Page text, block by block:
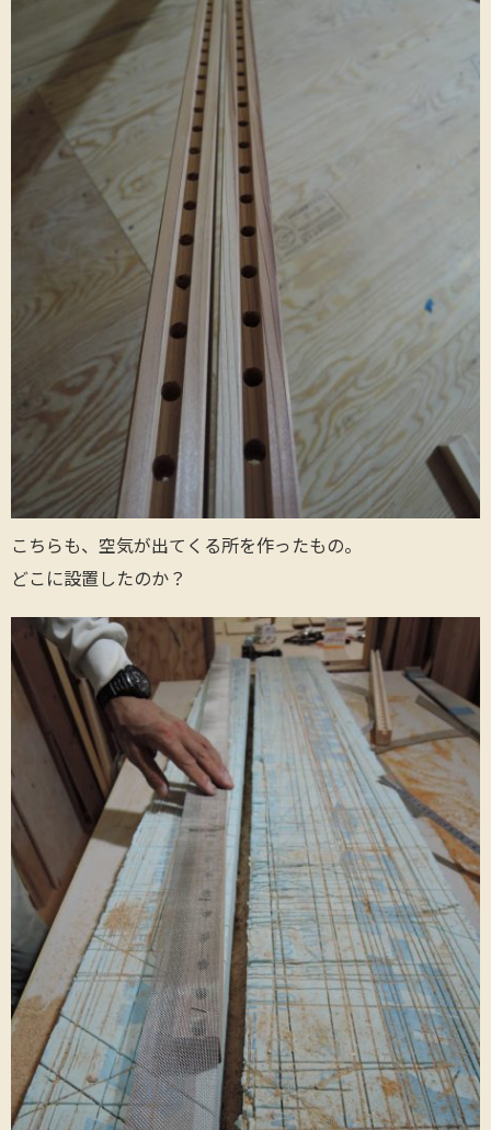
こちらも、空気が出てくる所を作ったもの。
どこに設置したのか？